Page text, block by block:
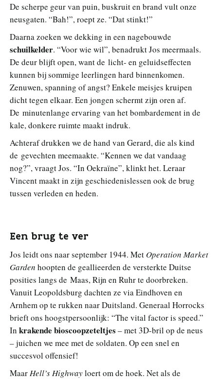
De scherpe geur van puin, buskruit en brand vult onze
neusgaten. “Bah!”, roept ze. “Dat stinkt!”
Daarna zoeken we dekking in een nagebouwde
schuilkelder. “Voor wie wil”, benadrukt Jos meermaals.
De deur blijft open, want de licht- en geluidseffecten
kunnen bij sommige leerlingen hard binnenkomen.
Zenuwen, spanning of angst? Enkele meisjes kruipen
dicht tegen elkaar. Een jongen schermt zijn oren af.
De minutenlange ervaring van het bombardement in de
kale, donkere ruimte maakt indruk.
Achteraf drukken we de hand van Gerard, die als kind
de gevechten meemaakte. “Kennen we dat vandaag
nog?”, vraagt Jos. “In Oekraïne”, klinkt het. Leraar
Vincent maakt in zijn geschiedenislessen ook de brug
tussen verleden en heden.
Een brug te ver
Jos leidt ons naar september 1944. Met Operation Market
Garden hoopten de geallieerden de versterkte Duitse
posities langs de Maas, Rijn en Ruhr te doorbreken.
Vanuit Leopoldsburg dachten ze via Eindhoven en
Arnhem op te rukken naar Duitsland. Generaal Horrocks
brieft ons hoogstpersoonlijk: “The vital factor is speed.”
In krakende bioscoopzeteltjes – met 3D-bril op de neus
– juichen we mee met de soldaten. Op een snel en
succesvol offensief!
MaarHell’s Highwayloert om de hoek. Net als de